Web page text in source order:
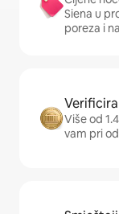
Siena u
poreza i
Više od
vam pri